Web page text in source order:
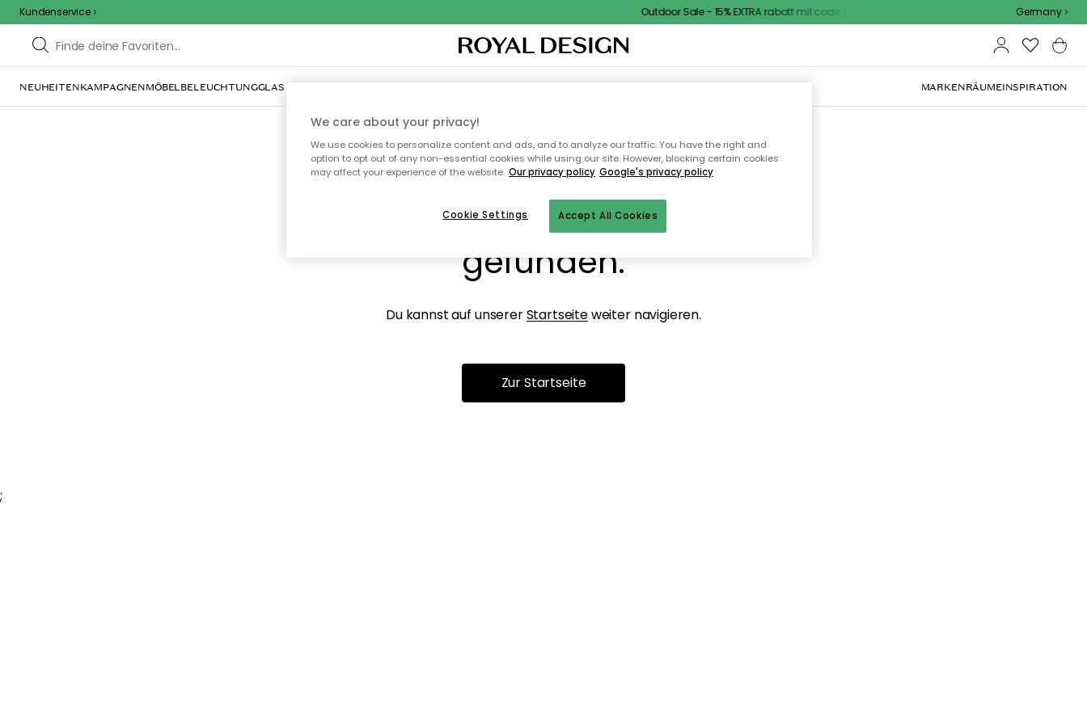
Kundenservice Outdoor Sale - 15% EXTRA rabatt mit code Germany
NEUHEITENKAMPAGNENMÖBELBELEUCHTUNGGLAS & GESCHIRRINNENEINRICHTUNGTEXTILIEN & TEPPICHEKÜCHEAUFBEWAHRUNGOUTDOOR-MÖBEL MARKENRÄUMEINSPIRATION
Ooops, die Seite wurde nicht
gefunden.
Du kannst auf unsererStartseiteweiter navigieren.
Zur Startseite
;
We care about your privacy!
We use cookies to personalize content and ads, and to analyze our traffic. You have the right and
option to opt out of any non-essential cookies while using our site. However, blocking certain cookies
may affect your experience of the website. Our privacy policy Google's privacy policy
Accept All Cookies
Cookie Settings